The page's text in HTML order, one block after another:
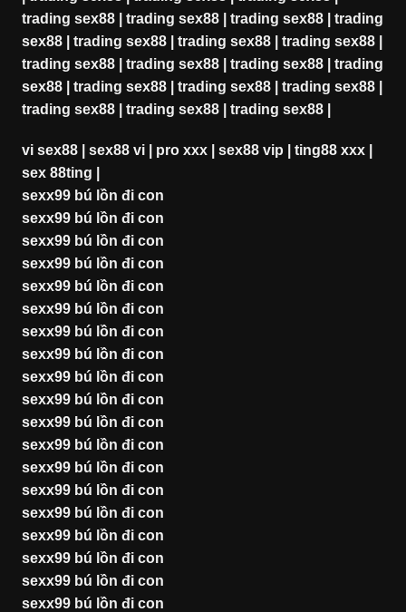
trading sex88| trading sex88| trading sex88| trading
sex88| trading sex88| trading sex88| trading sex88|
trading sex88| trading sex88| trading sex88| trading
sex88| trading sex88| trading sex88| trading sex88|
trading sex88| trading sex88| trading sex88|
vi sex88| sex88 vi| pro xxx| sex88 vip ting88 xxx|
sex 88ting
sexx99 bú lồn đi con
sexx99 bú lồn đi con
sexx99 bú lồn đi con
sexx99 bú lồn đi con
sexx99 bú lồn đi con
sexx99 bú lồn đi con
sexx99 bú lồn đi con
sexx99 bú lồn đi con
sexx99 bú lồn đi con
sexx99 bú lồn đi con
sexx99 bú lồn đi con
sexx99 bú lồn đi con
sexx99 bú lồn đi con
sexx99 bú lồn đi con
sexx99 bú lồn đi con
sexx99 bú lồn đi con
sexx99 bú lồn đi con
sexx99 bú lồn đi con
sexx99 bú lồn đi con